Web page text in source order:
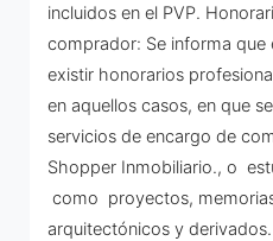
incluidos en el PVP.
comprador: Se informa que
existir honorarios
en aquellos casos, en que
servicios de encargo de
Shopper Inmobiliario., o
como proyectos,
arquitectónicos y